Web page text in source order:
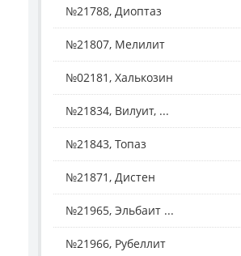
№21788, Диоптаз
№21807, Мелилит
№02181, Халькозин
№21834, Вилуит, ...
№21843, Топаз
№21871, Дистен
№21965, Эльбаит ...
№21966, Рубеллит